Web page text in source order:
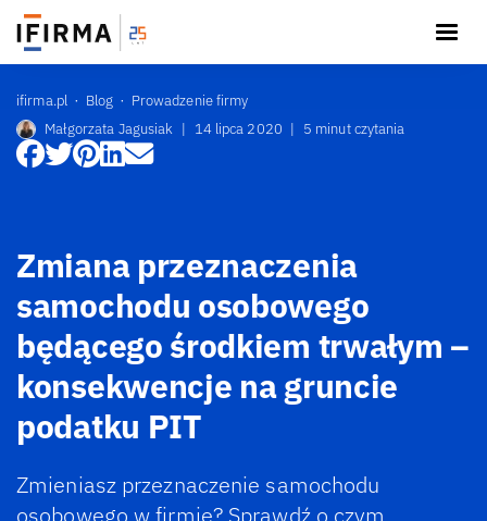
ifirma.pl Blog
Prowadzenie firmy
Małgorzata Jagusiak | 14 lipca 2020 | 5 minut czytania
Zmiana przeznaczenia
samochodu osobowego
będącego środkiem trwałym –
konsekwencje na gruncie
podatku PIT
Zmieniasz przeznaczenie samochodu
osobowego w firmie? Sprawdź o czym